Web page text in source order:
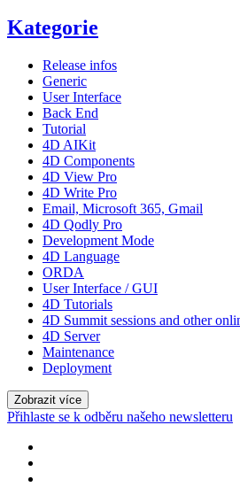
Kategorie
Release infos
Generic
User Interface
Back End
Tutorial
4D AIKit
4D Components
4D View Pro
4D Write Pro
Email, Microsoft 365, Gmail
4D Qodly Pro
Development Mode
4D Language
ORDA
User Interface / GUI
4D Tutorials
4D Summit sessions and other
4D Server
Maintenance
Deployment
Zobrazit více
Přihlaste se k odběru našeho newsletteru